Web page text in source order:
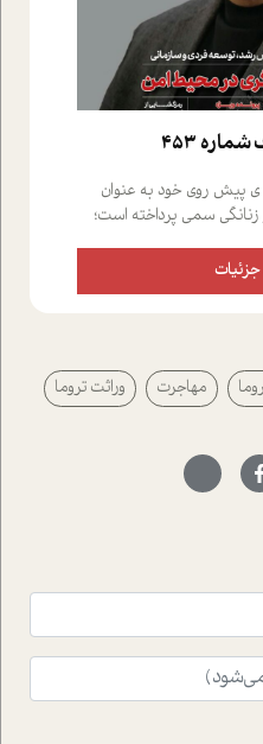
453
پیش روی خود به عنوان
سمی پرداخته است؛
های مختلف تلاش کرده ایم
موضوع مهم بپردازیم.فصل
فنجان داغ به سراغ افرادی
به اثبات رسانده اند؛ سید
سال فعالیت حرفه
سفیر صلح و دوستی که
و کاشتن درخت، به نماد
طبیعی تبدیل گشته
این شماره به دو موضوع
گودال و تاثیرات کاوش های
زندگی امروزی ما نگاهی
است.فصل اتاق 333 شما را پای صحبت یک تجربه ی
اسکزوئید و مشکلات و نیز
اتاق درمان اتفاق افتاده
مهاجرت وراثت تروما